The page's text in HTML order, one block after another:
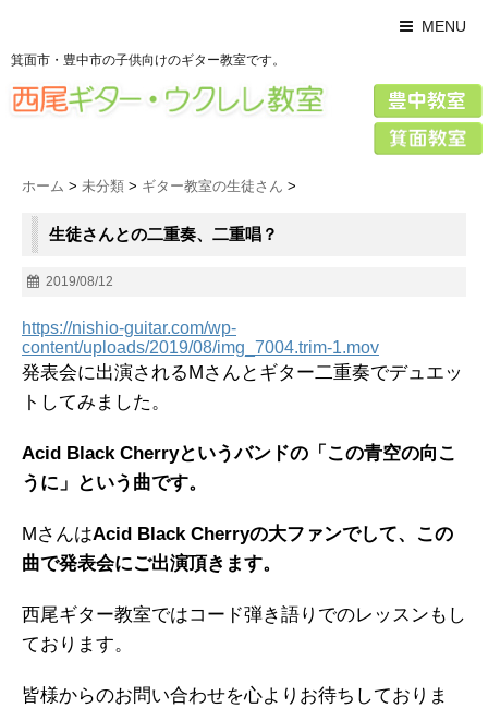
MENU
箕面市・豊中市の子供向けのギター教室です。
ホーム > 未分類 > ギター教室の生徒さん >
生徒さんとの二重奏、二重唱？
2019/08/12
https://nishio-guitar.com/wp-
content/uploads/2019/08/img_7004.trim-1.mov
発表会に出演されるMさんとギター二重奏でデュエッ
トしてみました。
Acid Black Cherryというバンドの「この青空の向こ
うに」という曲です。
MさんはAcid Black Cherryの大ファンでして、この
曲で発表会にご出演頂きます。
西尾ギター教室ではコード弾き語りでのレッスンもし
ております。
皆様からのお問い合わせを心よりお待ちしておりま